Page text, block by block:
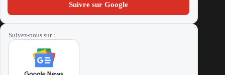
Suivre sur Google
Suivez-nous sur :